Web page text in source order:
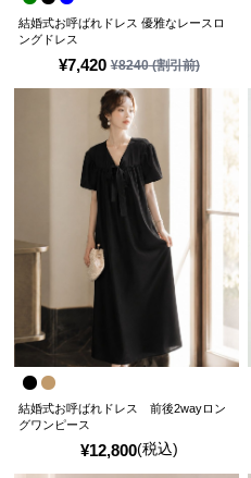
¥7,420 ¥8240(割引前)
結婚式お呼ばれドレス 優雅なレースロ
ングドレス
¥12,800(税込)
結婚式お呼ばれドレス 前後2wayロン
グワンピース